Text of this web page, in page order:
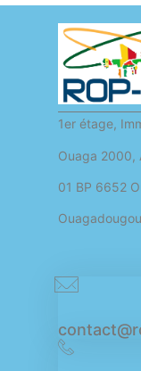
1er étage,
Ouaga 2000,
01 BP 6652